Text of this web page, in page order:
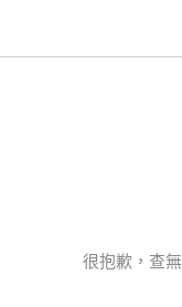
很抱歉，查無